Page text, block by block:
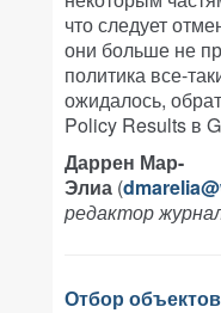
что следует
они больше не
политика все-
ожидалось,
Policy Results в
Даррен Мар-
Элиа (
редактор
Отбор